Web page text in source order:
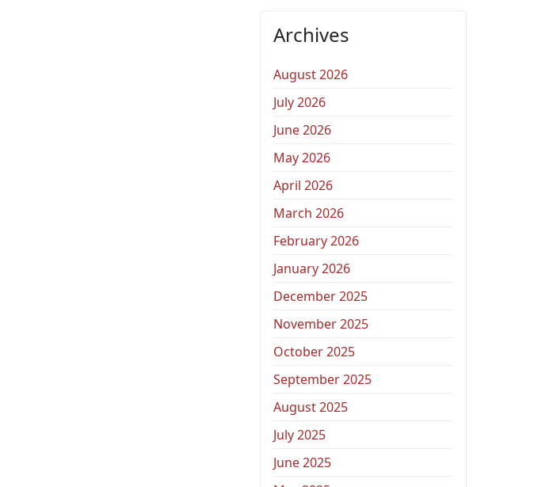
Archives
August 2026
July 2026
June 2026
May 2026
April 2026
March 2026
February 2026
January 2026
December 2025
November 2025
October 2025
September 2025
August 2025
July 2025
June 2025